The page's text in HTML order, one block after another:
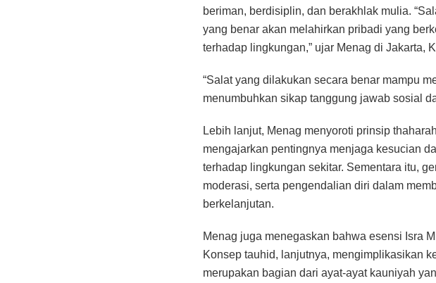
beriman, berdisiplin, dan berakhlak mulia.
yang benar akan melahirkan pribadi yang
terhadap lingkungan,” ujar Menag di Jakarta,
“Salat yang dilakukan secara benar mampu
menumbuhkan sikap tanggung jawab sosial
Lebih lanjut, Menag menyoroti prinsip
mengajarkan pentingnya menjaga kesucian
terhadap lingkungan sekitar. Sementara itu,
moderasi, serta pengendalian diri dalam
berkelanjutan.
Menag juga menegaskan bahwa esensi Isra
Konsep tauhid, lanjutnya, mengimplikasikan
merupakan bagian dari ayat-ayat kauniyah